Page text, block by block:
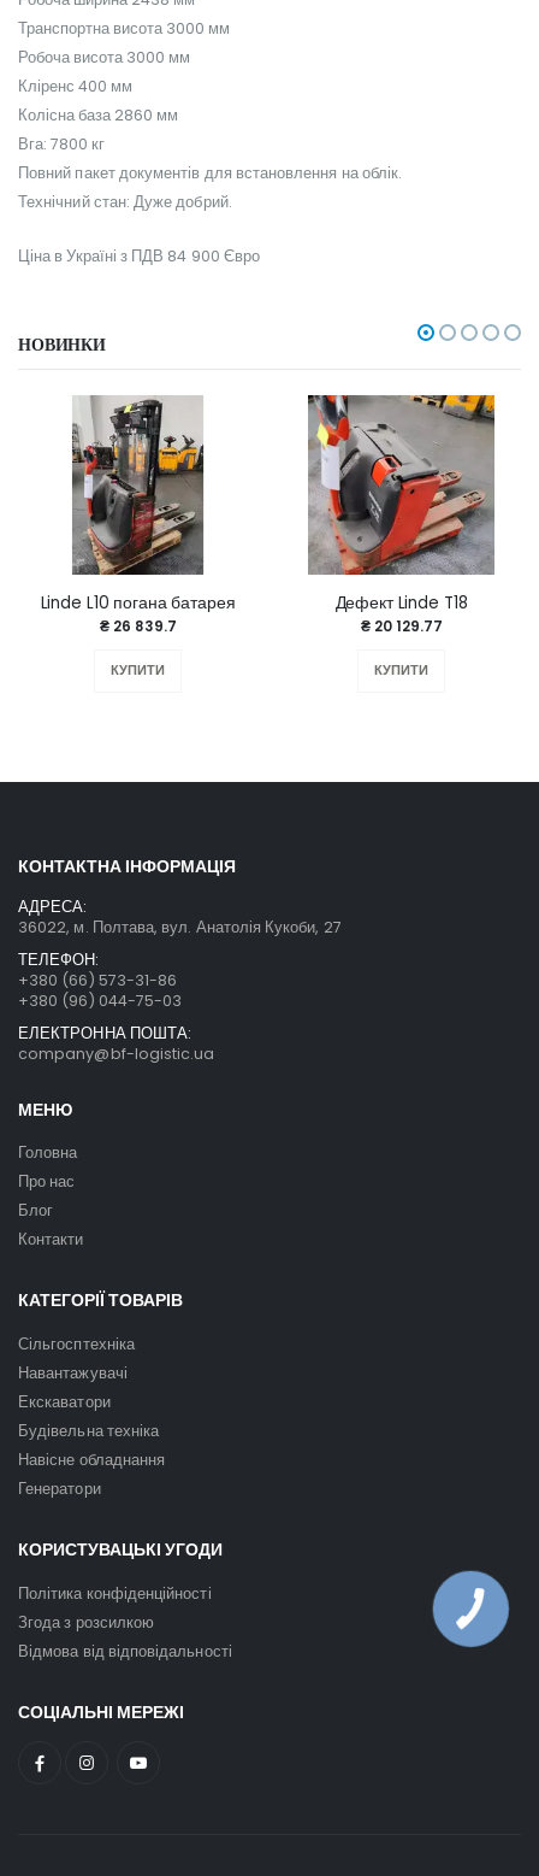
Транспортна висота 3000 мм
Робоча висота 3000 мм
Кліренс 400 мм
Колісна база 2860 мм
Вга: 7800 кг
Повний пакет документів для встановлення на облік.
Технічний стан: Дуже добрий.
Ціна в Україні з ПДВ 84 900 Євро
НОВИНКИ
Linde L10 погана батарея
₴ 26 839.7
КУПИТИ
Дефект Linde T18
₴ 20 129.77
КУПИТИ
КОНТАКТНА ІНФОРМАЦІЯ
АДРЕСА:
36022, м. Полтава, вул. Анатолія Кукоби, 27
ТЕЛЕФОН:
+380 (66) 573-31-86
+380 (96) 044-75-03
ЕЛЕКТРОННА ПОШТА:
company@bf-logistic.ua
МЕНЮ
Головна
Про нас
Блог
Контакти
КАТЕГОРІЇ ТОВАРІВ
Сільгосптехніка
Навантажувачі
Екскаватори
Будівельна техніка
Навісне обладнання
Генератори
КОРИСТУВАЦЬКІ УГОДИ
Політика конфіденційності
Згода з розсилкою
Відмова від відповідальності
СОЦІАЛЬНІ МЕРЕЖІ